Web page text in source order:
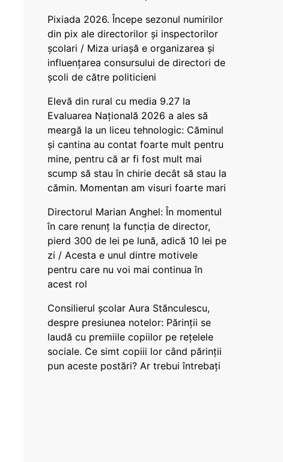
Pixiada 2026. Începe sezonul numirilor
din pix ale directorilor și inspectorilor
școlari / Miza uriașă e organizarea și
influențarea consursului de directori de
școli de către politicieni
Elevă din rural cu media 9.27 la
Evaluarea Națională 2026 a ales să
meargă la un liceu tehnologic: Căminul
și cantina au contat foarte mult pentru
mine, pentru că ar fi fost mult mai
scump să stau în chirie decât să stau la
cămin. Momentan am visuri foarte mari
Directorul Marian Anghel: În momentul
în care renunț la funcția de director,
pierd 300 de lei pe lună, adică 10 lei pe
zi / Acesta e unul dintre motivele
pentru care nu voi mai continua în
acest rol
Consilierul școlar Aura Stănculescu,
despre presiunea notelor: Părinții se
laudă cu premiile copiilor pe rețelele
sociale. Ce simt copiii lor când părinții
pun aceste postări? Ar trebui întrebați